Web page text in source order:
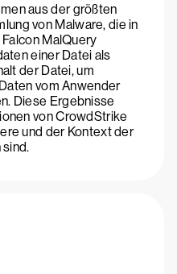
aus der größten
von Malware, die in
MalQuery
einer Datei als
der Datei, um
vom Anwender
Diese Ergebnisse
von CrowdStrike
und der Kontext der